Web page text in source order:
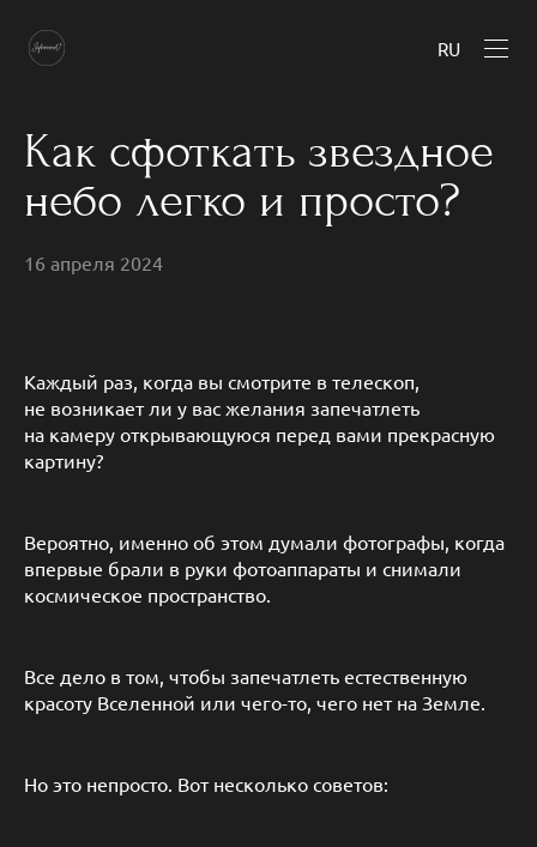
RU
Как сфоткать звездное
небо легко и просто?
16 апреля 2024
Каждый раз, когда вы смотрите в телескоп,
не возникает ли у вас желания запечатлеть
на камеру открывающуюся перед вами прекрасную
картину?
Вероятно, именно об этом думали фотографы, когда
впервые брали в руки фотоаппараты и снимали
космическое пространство.
Все дело в том, чтобы запечатлеть естественную
красоту Вселенной или чего-то, чего нет на Земле.
Но это непросто. Вот несколько советов: